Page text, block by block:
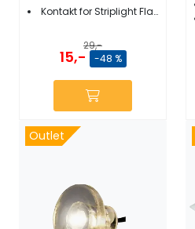
Kontakt for Striplight Flat og Superstrip
29,-
15,- -48 %
Outlet